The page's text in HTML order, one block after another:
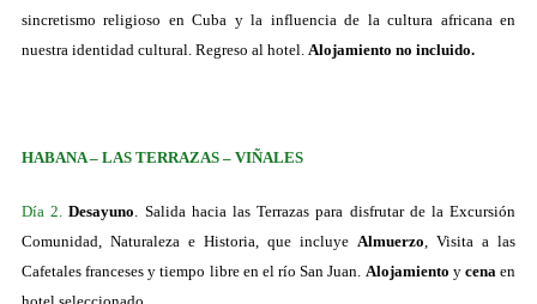
sincretismo religioso en Cuba y la influencia de la cultura africana en
nuestra identidad cultural. Regreso al hotel. Alojamiento no incluido.
HABANA – LAS TERRAZAS – VIÑALES
Día 2. Desayuno . Salida hacia las Terrazas para disfrutar de la Excursión
Comunidad, Naturaleza e Historia, que incluye Almuerzo , Visita a las
Cafetales franceses y tiempo libre en el río San Juan. Alojamiento y cena en